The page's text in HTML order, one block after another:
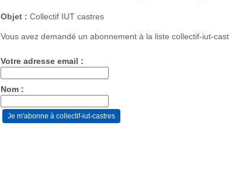
Objet : Collectif IUT castres
Vous avez demandé un abonnement à la liste collectif-iut-
Votre adresse email :
Nom :